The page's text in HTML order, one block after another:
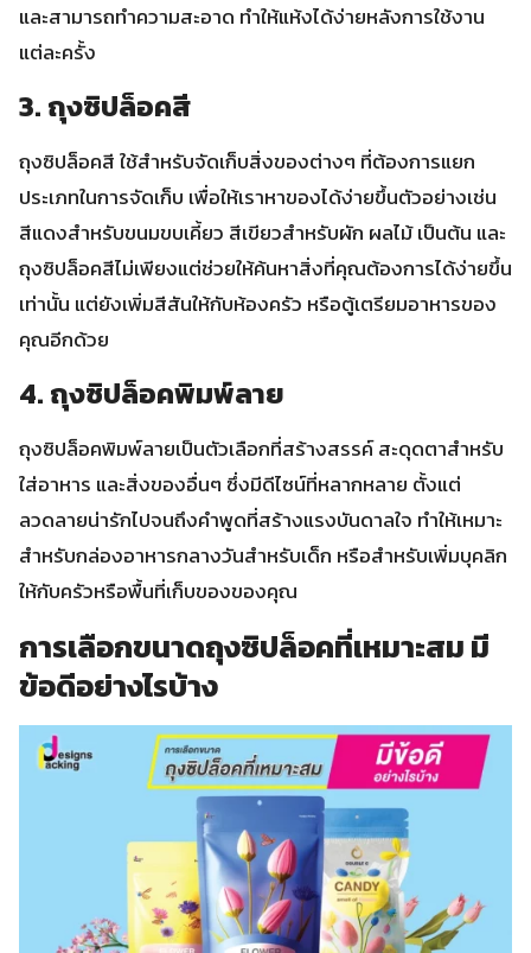
และสามารถทำความสะอาด ทำให้แห้งได้ง่ายหลังการใช้งาน
แต่ละครั้ง
3. ถุงซิปล็อคสี
ถุงซิปล็อคสี ใช้สำหรับจัดเก็บสิ่งของต่างๆ ที่ต้องการแยก
ประเภทในการจัดเก็บ เพื่อให้เราหาของได้ง่ายขึ้นตัวอย่างเช่น
สีแดงสำหรับขนมขบเคี้ยว สีเขียวสำหรับผัก ผลไม้ เป็นต้น และ
ถุงซิปล็อคสีไม่เพียงแต่ช่วยให้ค้นหาสิ่งที่คุณต้องการได้ง่ายขึ้น
เท่านั้น แต่ยังเพิ่มสีสันให้กับห้องครัว หรือตู้เตรียมอาหารของ
คุณอีกด้วย
4. ถุงซิปล็อคพิมพ์ลาย
ถุงซิปล็อคพิมพ์ลายเป็นตัวเลือกที่สร้างสรรค์ สะดุดตาสำหรับ
ใส่อาหาร และสิ่งของอื่นๆ ซึ่งมีดีไซน์ที่หลากหลาย ตั้งแต่
ลวดลายน่ารักไปจนถึงคำพูดที่สร้างแรงบันดาลใจ ทำให้เหมาะ
สำหรับกล่องอาหารกลางวันสำหรับเด็ก หรือสำหรับเพิ่มบุคลิก
ให้กับครัวหรือพื้นที่เก็บของของคุณ
การเลือกขนาดถุงซิปล็อคที่เหมาะสม มี
ข้อดีอย่างไรบ้าง